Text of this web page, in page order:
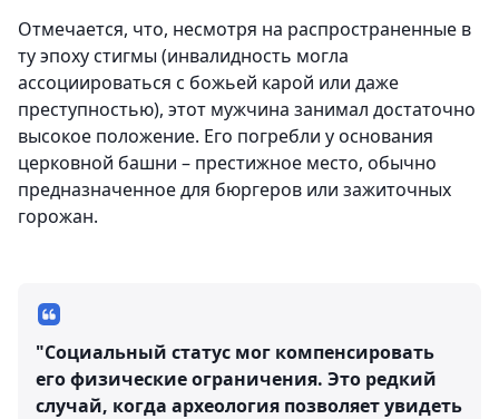
Отмечается, что, несмотря на распространенные в
ту эпоху стигмы (инвалидность могла
ассоциироваться с божьей карой или даже
преступностью), этот мужчина занимал достаточно
высокое положение. Его погребли у основания
церковной башни – престижное место, обычно
предназначенное для бюргеров или зажиточных
горожан.
"Социальный статус мог компенсировать
его физические ограничения. Это редкий
случай, когда археология позволяет увидеть